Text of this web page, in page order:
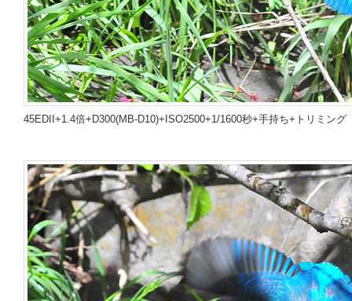
45EDII+1.4倍+D300(MB-D10)+ISO2500+1/1600秒+手持ち+トリミング